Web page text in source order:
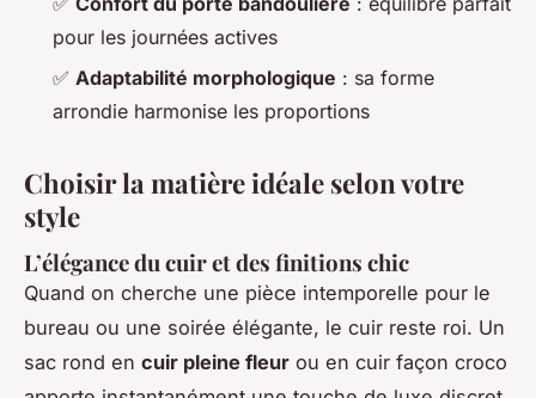
pour les journées actives
✅ Adaptabilité morphologique : sa forme
arrondie harmonise les proportions
Choisir la matière idéale selon votre
style
L’élégance du cuir et des finitions chic
Quand on cherche une pièce intemporelle pour le
bureau ou une soirée élégante, le cuir reste roi. Un
sac rond en cuir pleine fleur ou en cuir façon croco